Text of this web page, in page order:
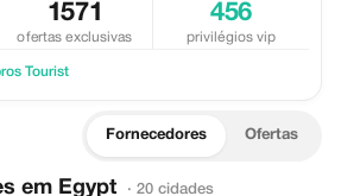
1571
ofertas exclusivas
456
privilégios vip
Tourist
Fornecedores Ofertas
em Egypt · 20 cidades